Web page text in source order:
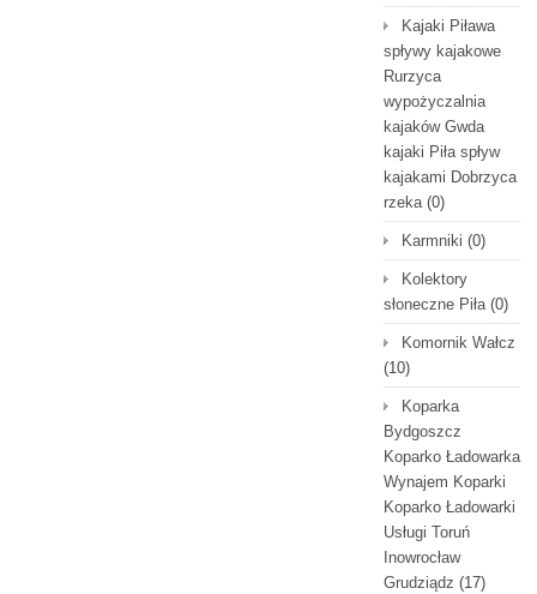
Kajaki Piława
spływy kajakowe
Rurzyca
wypożyczalnia
kajaków Gwda
kajaki Piła spływ
kajakami Dobrzyca
rzeka(0)
Karmniki (0)
Kolektory
słoneczne Piła(0)
Komornik Wałcz
(10)
Koparka
Bydgoszcz
Koparko Ładowarka
Wynajem Koparki
Koparko Ładowarki
Usługi Toruń
Inowrocław
Grudziądz (17)